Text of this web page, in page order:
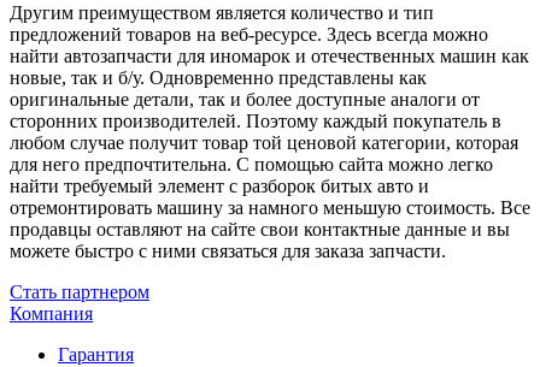
Другим преимуществом является количество и тип
предложений товаров на веб-ресурсе. Здесь всегда можно
найти автозапчасти для иномарок и отечественных машин как
новые, так и б/у. Одновременно представлены как
оригинальные детали, так и более доступные аналоги от
сторонних производителей. Поэтому каждый покупатель в
любом случае получит товар той ценовой категории, которая
для него предпочтительна. C помощью сайта можно легко
найти требуемый элемент с разборок битых авто и
отремонтировать машину за намного меньшую стоимость. Все
продавцы оставляют на сайте свои контактные данные и вы
можете быстро с ними связаться для заказа запчасти.
Стать партнером
Компания
Гарантия